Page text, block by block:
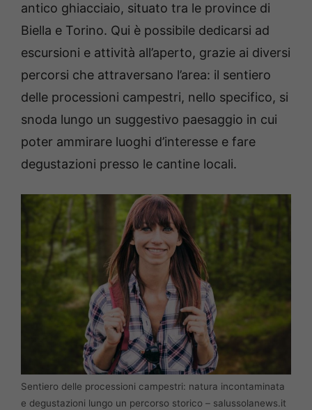
antico ghiacciaio, situato tra le province di
Biella e Torino. Qui è possibile dedicarsi ad
escursioni e attività all’aperto, grazie ai diversi
percorsi che attraversano l’area: il sentiero
delle processioni campestri, nello specifico, si
snoda lungo un suggestivo paesaggio in cui
poter ammirare luoghi d’interesse e fare
degustazioni presso le cantine locali.
Sentiero delle processioni campestri: natura incontaminata
e degustazioni lungo un percorso storico – salussolanews.it